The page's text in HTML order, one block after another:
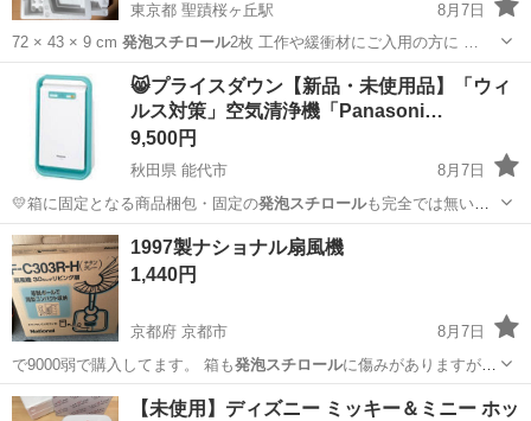
東京都 聖蹟桜ヶ丘駅
8月7日
72 × 43 × 9 cm 発泡スチロール2枚 工作や緩衝材にご入用の方に …
東京 多摩市 聖蹟桜ヶ丘駅 生活雑貨
😸プライスダウン【新品・未使用品】「ウィ
ルス対策」空気清浄機「Panasoni…
9,500円
秋田県 能代市
8月7日
💛箱に固定となる商品梱包・固定の発泡スチロールも完全では無いの
でご了承ください。…
秋田 能代市 季節、空調家電 Panasonic
1997製ナショナル扇風機
1,440円
京都府 京都市
8月7日
で9000弱で購入してます。 箱も発泡スチロールに傷みがありますがコ
ンパクト収納さ…
京都 京都市 その他 ナショナル
【未使用】ディズニー ミッキー＆ミニー ホッ